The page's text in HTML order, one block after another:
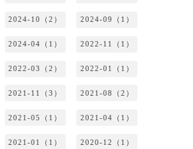
2024-10（2） 2024-09（1）
2024-04（1） 2022-11（1）
2022-03（2） 2022-01（1）
2021-11（3） 2021-08（2）
2021-05（1） 2021-04（1）
2021-01（1） 2020-12（1）